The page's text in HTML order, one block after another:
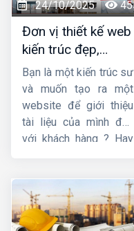
chúng tôi đảm bảo
mang sự hài lòng cho
quý khách về chất
lượng dịch vụ.
24/10/2025
Đơn vị thiết kế web
kiến trúc đẹp,
chuyên nghiệp,
chuẩn SEO
Bạn là một kiến trúc sư
và muốn tạo ra một
website để giới thiệu
tài liệu của mình đến
với khách hàng ? Hay
web kiến trúc
chuyên
nghiệp, uy tín ? Vậy thì
hãy theo dõi ngay bài